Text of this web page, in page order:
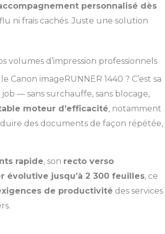
personnalisé dès
ni frais cachés. Juste une solution
d’impression professionnels
imageRUNNER 1440 ? C’est sa
— sans surchauffe, sans blocage,
moteur d’efficacité, notamment
des documents de façon répétée,
rapide, son recto verso
évolutive jusqu’à 2 300 feuilles, ce
de productivité des services